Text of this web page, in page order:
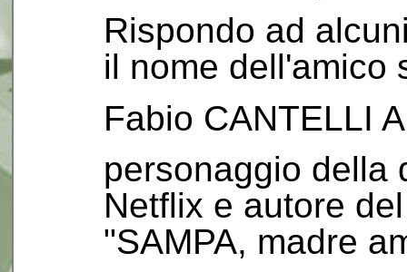
Rispondo ad
il nome dell'amico
Fabio CANTELLI
personaggio della
Netflix e autore
"SAMPA, madre